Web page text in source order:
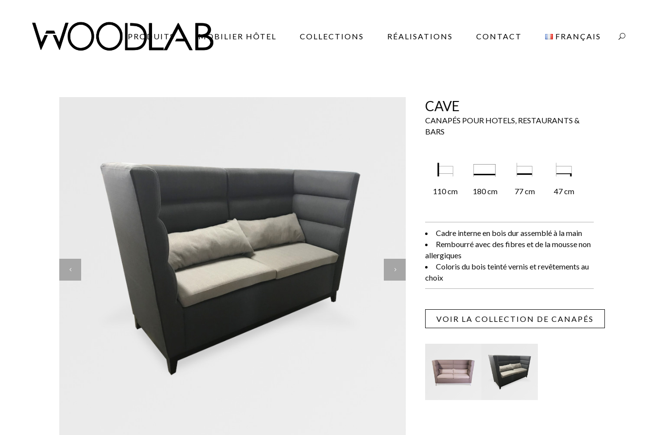
PRODUITS MOBILIER HÔTEL COLLECTIONS RÉALISATIONS CONTACT FRANÇAIS
CAVE
CANAPÉS POUR HOTELS, RESTAURANTS &
BARS
110 cm 180 cm 77 cm 47 cm
Cadre interne en bois dur assemblé à la main
Rembourré avec des fibres et de la mousse non
allergiques
Coloris du bois teinté vernis et revêtements au
choix
VOIR LA COLLECTION DE CANAPÉS